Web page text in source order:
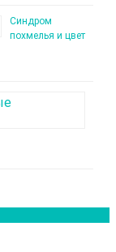
Синдром
похмелья и цвет